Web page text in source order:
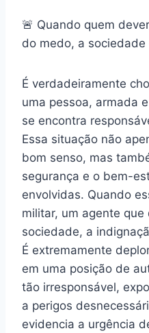
🚨 Quando quem
do medo, a
É verdadeiramente
uma pessoa, armada
se encontra
Essa situação não
bom senso, mas
segurança e o bem-
envolvidas. Quando
militar, um agente
sociedade, a
É extremamente
em uma posição de
tão irresponsável,
a perigos
evidencia a urgência